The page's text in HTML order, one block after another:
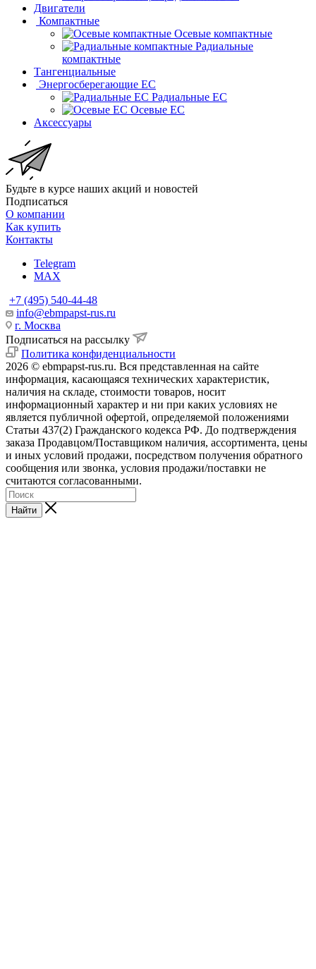
Двигатели
Компактные
Осевые компактные
Радиальные
компактные
Тангенциальные
Энергосберегающие EC
Радиальные EC
Осевые EC
Аксессуары
Будьте в курсе наших акций и новостей
Подписаться
О компании
Как купить
Контакты
Telegram
MAX
+7 (495) 540-44-48
info@ebmpapst-rus.ru
г. Москва
Подписаться на рассылку
Политика конфиденциальности
2026 © ebmpapst-rus.ru. Вся представленная на сайте
информация, касающаяся технических характеристик,
наличия на складе, стоимости товаров, носит
информационный характер и ни при каких условиях не
является публичной офертой, определяемой положениями
Статьи 437(2) Гражданского кодекса РФ. До подтверждения
заказа Продавцом/Поставщиком наличия, ассортимента, цены
и иных условий продажи, посредством получения обратного
сообщения или звонка, условия продажи/поставки не
считаются согласованными.
Найти